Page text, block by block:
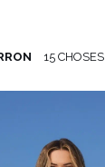
HIVER
15 CHOSES